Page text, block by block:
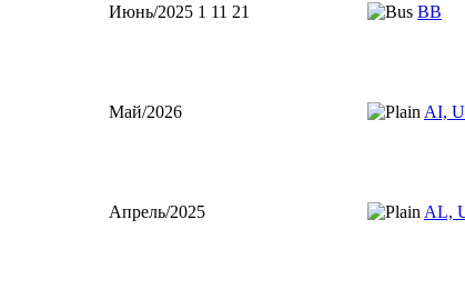
Июнь/2025 1 11 21 BB
Май/2026 AI,
Апрель/2025 AL,